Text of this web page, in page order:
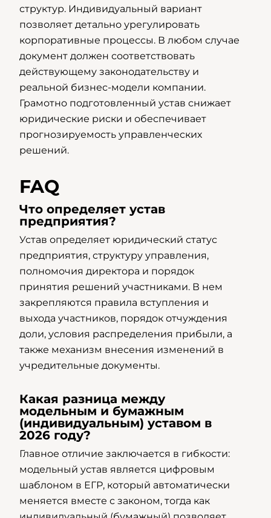
структур. Индивидуальный вариант
позволяет детально урегулировать
корпоративные процессы. В любом случае
документ должен соответствовать
действующему законодательству и
реальной бизнес-модели компании.
Грамотно подготовленный устав снижает
юридические риски и обеспечивает
прогнозируемость управленческих
решений.
FAQ
Что определяет устав
предприятия?
Устав определяет юридический статус
предприятия, структуру управления,
полномочия директора и порядок
принятия решений участниками. В нем
закрепляются правила вступления и
выхода участников, порядок отчуждения
доли, условия распределения прибыли, а
также механизм внесения изменений в
учредительные документы.
Какая разница между
модельным и бумажным
(индивидуальным) уставом в
2026 году?
Главное отличие заключается в гибкости:
модельный устав является цифровым
шаблоном в ЕГР, который автоматически
меняется вместе с законом, тогда как